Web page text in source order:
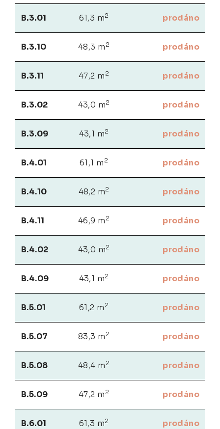
B.3.01 61,3 m2 prodáno
B.3.10 48,3 m 2 prodáno
B.3.11 47,2 m 2 prodáno
B.3.02 43,0 m2 prodáno
B.3.09 43,1 m2 prodáno
B.4.01 61,1 m 2 prodáno
B.4.10 48,2 m2 prodáno
B.4.11 46,9 m 2 prodáno
B.4.02 43,0 m2 prodáno
B.4.09 43,1 m2 prodáno
B.5.01 61,2 m 2 prodáno
B.5.07 83,3 m 2 prodáno
B.5.08 48,4 m 2 prodáno
B.5.09 47,2 m 2 prodáno
B.6.01 61,3 m2 prodáno